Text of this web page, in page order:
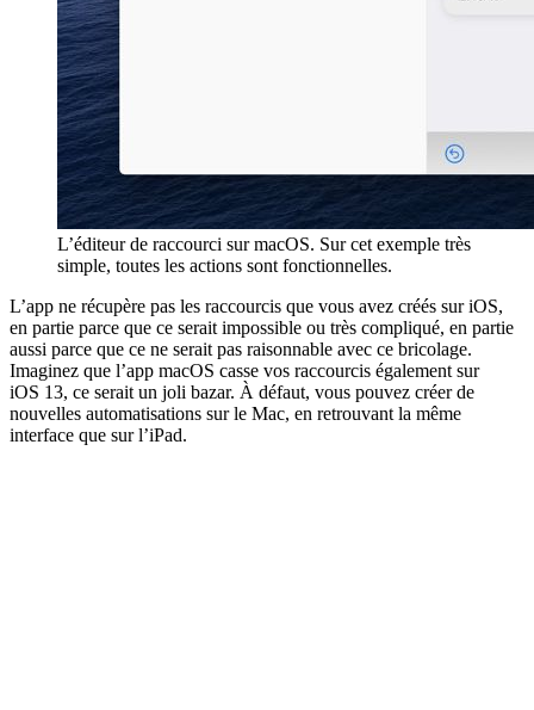
L’éditeur de raccourci sur macOS. Sur cet exemple très
simple, toutes les actions sont fonctionnelles.
L’app ne récupère pas les raccourcis que vous avez créés sur iOS,
en partie parce que ce serait impossible ou très compliqué, en partie
aussi parce que ce ne serait pas raisonnable avec ce bricolage.
Imaginez que l’app macOS casse vos raccourcis également sur
iOS 13, ce serait un joli bazar. À défaut, vous pouvez créer de
nouvelles automatisations sur le Mac, en retrouvant la même
interface que sur l’iPad.